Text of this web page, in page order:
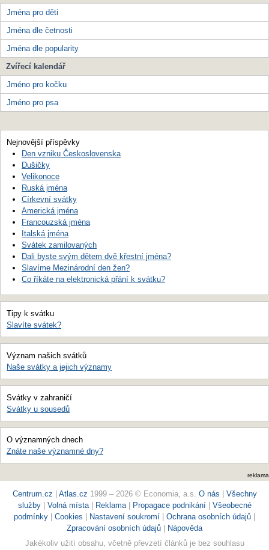
Jména pro děti
Jména dle četnosti
Jména dle popularity
Zvířecí kalendář
Jméno pro kočku
Jméno pro psa
Nejnovější příspěvky
Den vzniku Československa
Dušičky
Velikonoce
Ruská jména
Církevní svátky
Americká jména
Francouzská jména
Italská jména
Svátek zamilovaných
Dali byste svým dětem dvě křestní jména?
Slavíme Mezinárodní den žen?
Co říkáte na elektronická přání k svátku?
Tipy k svátku
Slavíte svátek?
Význam našich svátků
Naše svátky a jejich významy
Svátky v zahraničí
Svátky u sousedů
O významných dnech
Znáte naše významné dny?
reklama
Centrum.cz Atlas.cz 1999 – 2026 © Economia, a.s. O nás
Všechny
služby
Volná místa| Reklama Propagace podnikání| Všeobecné
podmínky
Cookies Nastavení soukromí Ochrana osobních údajů
Zpracování osobních údajů
Nápověda
Jakékoliv užití obsahu, včetně převzetí článků je bez souhlasu